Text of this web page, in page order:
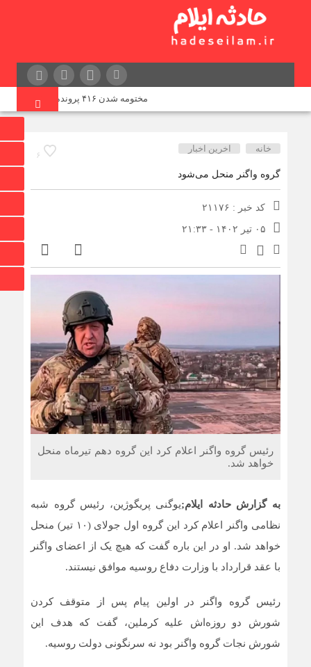
مختومه شدن ۴۱۶ پرونده در هیئت‌های صلح ایلام
۶
خانه اخرین اخبار
گروه واگنر منحل می‌شود
کد خبر : ۲۱۱۷۶
۰۵ تیر ۱۴۰۲ - ۲۱:۳۳
رئیس گروه واگنر اعلام کرد این گروه دهم تیرماه منحل
خواهد شد.
به گزارش حادثه ایلام;یوگنی پریگوژین، رئیس گروه شبه
نظامی واگنر اعلام کرد این گروه اول جولای (۱۰ تیر) منحل
خواهد شد. او در این باره گفت که هیچ یک از اعضای واگنر
با عقد قرارداد با وزارت دفاع روسیه موافق نیستند.
رئیس گروه واگنر در اولین پیام پس از متوقف کردن
شورش دو روزه‌اش علیه کرملین، گفت که هدف این
شورش نجات گروه واگنر بود نه سرنگونی دولت روسیه.